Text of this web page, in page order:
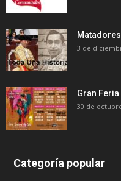
3 de
Gran
30 de
Categoría popular